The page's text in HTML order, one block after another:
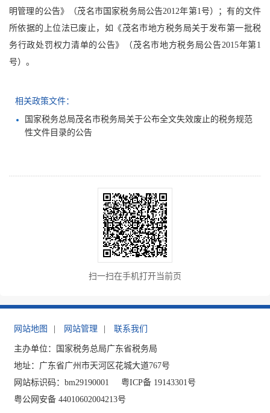
明管理的公告》（茂名市国家税务局公告2012年第1号）；有的文件
所依据的上位法已废止，如《茂名市地方税务局关于发布第一批税
务行政处罚权力清单的公告》（茂名市地方税务局公告2015年第1
号）。
相关政策文件：
国家税务总局茂名市税务局关于公布全文失效废止的税务规范
性文件目录的公告
扫一扫在手机打开当前页
网站地图 网站管理 联系我们
主办单位：国家税务总局广东省税务局
地址：广东省广州市天河区花城大道767号
网站标识码：bm29190001
粤ICP备 19143301号
粤公网安备 44010602004213号